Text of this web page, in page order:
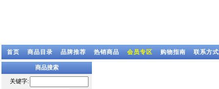
首页 商品目录 品牌推荐 热销商品 会员专区 购物指南 联系方式
商品搜索
关键字: